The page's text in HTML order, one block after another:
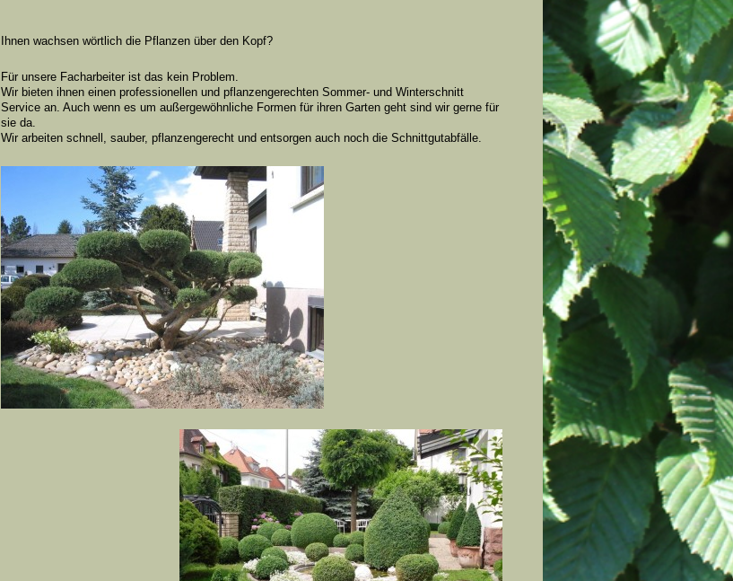
Ihnen wachsen wörtlich die Pflanzen über den Kopf?
Für unsere Facharbeiter ist das kein Problem.
Wir bieten ihnen einen professionellen und pflanzengerechten Sommer- und Winterschnitt
Service an. Auch wenn es um außergewöhnliche Formen für ihren Garten geht sind wir gerne für
sie da.
Wir arbeiten schnell, sauber, pflanzengerecht und entsorgen auch noch die Schnittgutabfälle.